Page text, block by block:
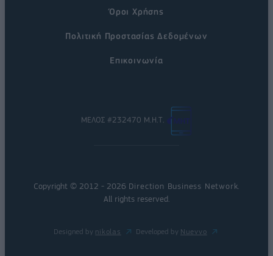
Όροι Χρήσης
Πολιτική Προστασίας Δεδομένων
Επικοινωνία
ΜΕΛΟΣ #232470 Μ.Η.Τ.
Copyright © 2012 - 2026 Direction Business Network
All rights reserved.
Designed by nikolas Developed by Nuevvo